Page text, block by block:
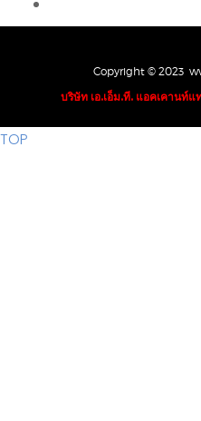
Copyright © 2023
บริษัท เอ.เอ็ม.ที. แอคเคานท์แ
TOP